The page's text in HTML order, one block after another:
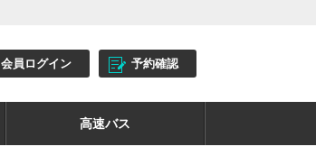
会員ログイン 予約確認
高速バス